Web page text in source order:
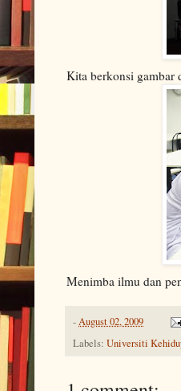
Kita berkonsi gambar
Menimba ilmu dan
-August 02, 2009
Labels: Universiti